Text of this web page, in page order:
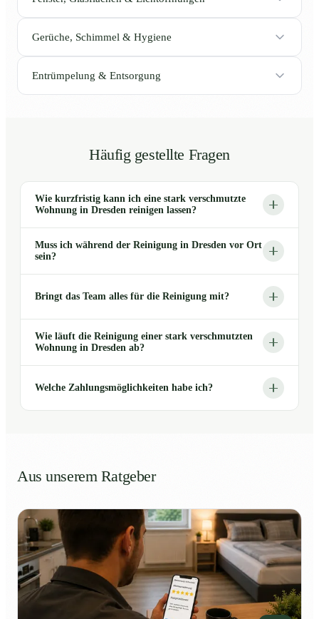
Gerüche, Schimmel & Hygiene
Entrümpelung & Entsorgung
Häufig gestellte Fragen
Wie kurzfristig kann ich eine stark verschmutzte
Wohnung in Dresden reinigen lassen?
Muss ich während der Reinigung in Dresden vor Ort
sein?
Bringt das Team alles für die Reinigung mit?
Wie läuft die Reinigung einer stark verschmutzten
Wohnung in Dresden ab?
Welche Zahlungsmöglichkeiten habe ich?
Aus unserem Ratgeber